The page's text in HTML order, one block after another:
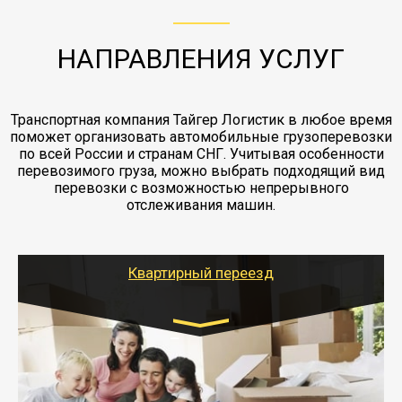
заканчивая выгрузкой в пункте получателя.
НАПРАВЛЕНИЯ УСЛУГ
Транспортная компания Тайгер Логистик в любое время
поможет организовать автомобильные грузоперевозки
по всей России и странам СНГ. Учитывая особенности
перевозимого груза, можно выбрать подходящий вид
перевозки с возможностью непрерывного
отслеживания машин.
Квартирный переезд
Газель: 1,5 и 3 тонны
от 5000 руб.